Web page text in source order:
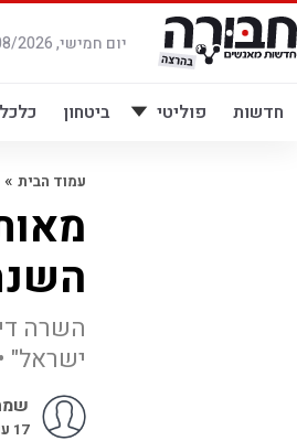
דלג
לתוכן
יום חמישי, 06/08/2026
חדשות פוליטי ביטחון
עמוד הבית »
השרה
ישראל"
17